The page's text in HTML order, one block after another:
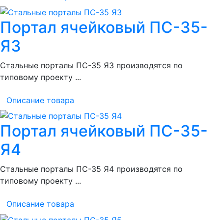
Портал ячейковый ПС-35-
Я3
Стальные порталы ПС-35 Я3 производятся по
типовому проекту ...
Описание товара
Портал ячейковый ПС-35-
Я4
Стальные порталы ПС-35 Я4 производятся по
типовому проекту ...
Описание товара